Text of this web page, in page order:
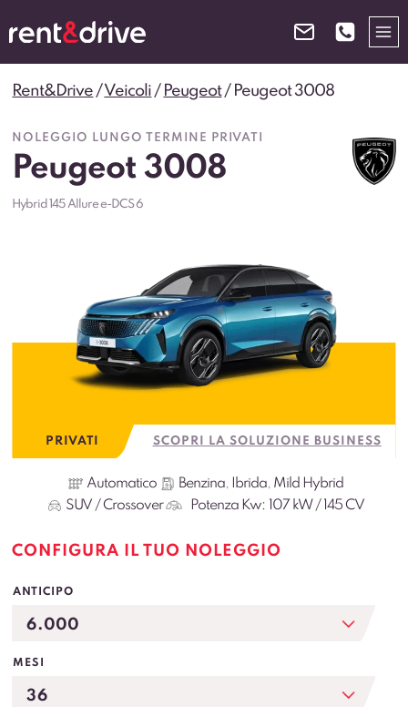
al
contenuto
Rent&Drive /Veicoli / Peugeot/ Peugeot 3008
NOLEGGIO LUNGO TERMINE PRIVATI
Peugeot 3008
Hybrid 145 Allure e-DCS 6
PRIVATI SCOPRI LA SOLUZIONE BUSINESS
Automatico Benzina, Ibrida, Mild Hybrid
SUV / Crossover
Potenza Kw: 107 kW / 145 CV
CONFIGURA IL TUO NOLEGGIO
ANTICIPO
MESI